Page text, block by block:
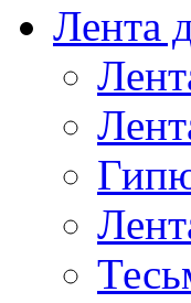
Лента